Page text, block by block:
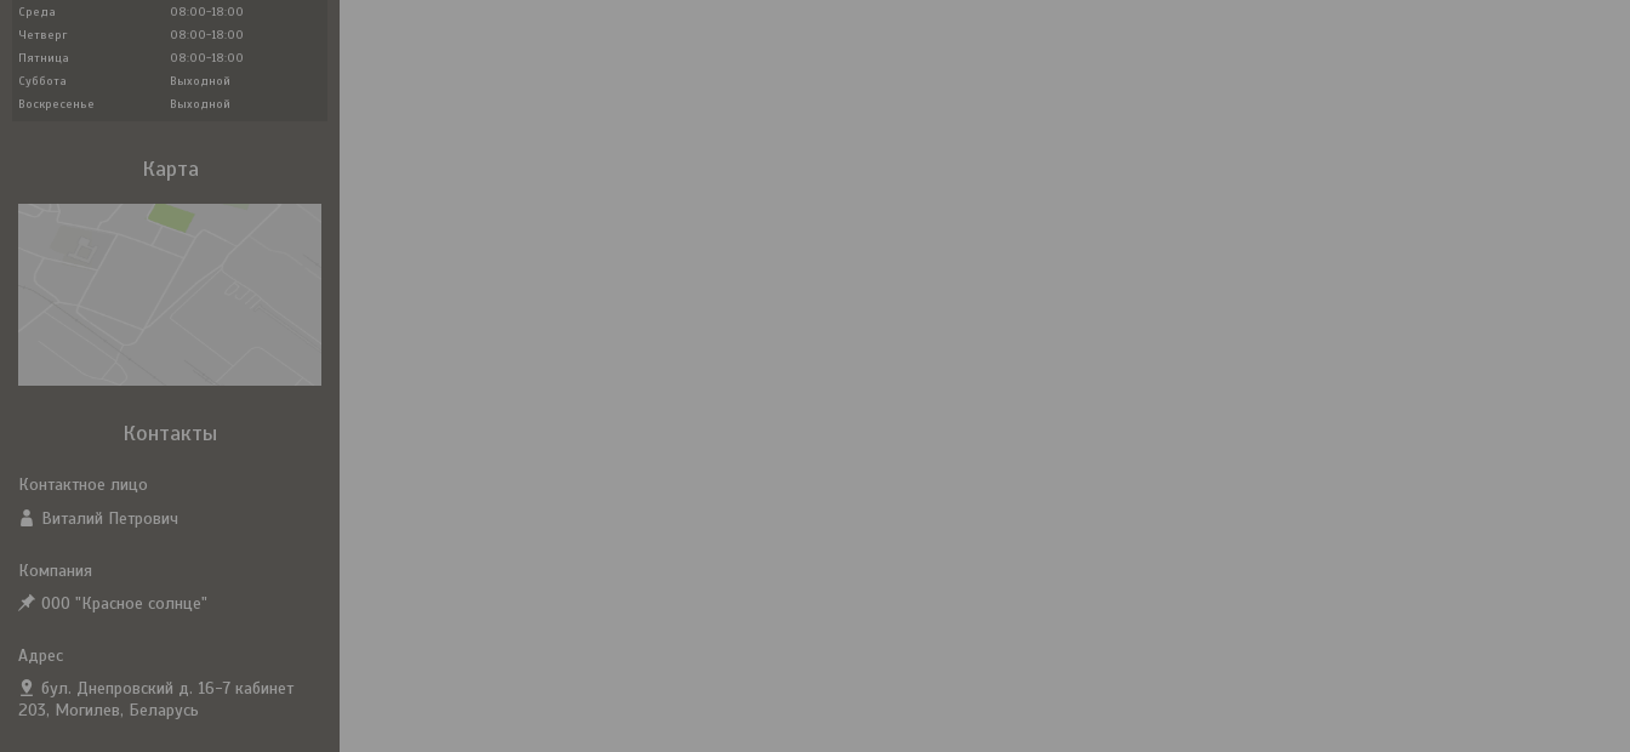
Среда
08:00-18:00
Четверг
08:00-18:00
Пятница
08:00-18:00
Суббота
Выходной
Воскресенье
Выходной
Карта
Контакты
Виталий Петрович
ООО "Красное солнце"
бул. Днепровский д. 16-7 кабинет
203, Могилев, Беларусь